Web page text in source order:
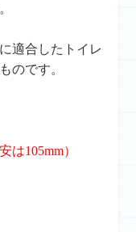
適合したトイレ
のです。
は105mm）